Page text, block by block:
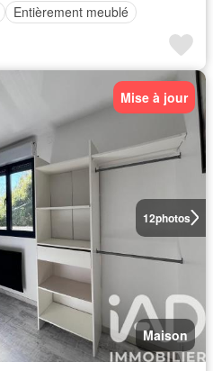
Entièrement meublé
12photos
Mise à jour
Maison